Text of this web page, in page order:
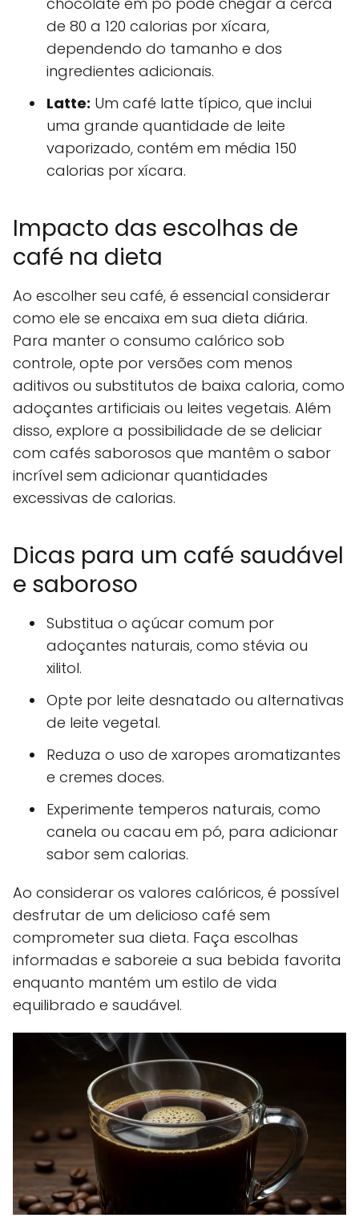
de 80 a 120 calorias por xícara,
dependendo do tamanho e dos
ingredientes adicionais.
Latte: Um café latte típico, que inclui
uma grande quantidade de leite
vaporizado, contém em média 150
calorias por xícara.
Impacto das escolhas de
café na dieta
Ao escolher seu café, é essencial considerar
como ele se encaixa em sua dieta diária.
Para manter o consumo calórico sob
controle, opte por versões com menos
aditivos ou substitutos de baixa caloria, como
adoçantes artificiais ou leites vegetais. Além
disso, explore a possibilidade de se deliciar
com cafés saborosos que mantêm o sabor
incrível sem adicionar quantidades
excessivas de calorias.
Dicas para um café saudável
e saboroso
Substitua o açúcar comum por
adoçantes naturais, como stévia ou
xilitol.
Opte por leite desnatado ou alternativas
de leite vegetal.
Reduza o uso de xaropes aromatizantes
e cremes doces.
Experimente temperos naturais, como
canela ou cacau em pó, para adicionar
sabor sem calorias.
Ao considerar os valores calóricos, é possível
desfrutar de um delicioso café sem
comprometer sua dieta. Faça escolhas
informadas e saboreie a sua bebida favorita
enquanto mantém um estilo de vida
equilibrado e saudável.